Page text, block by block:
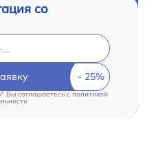
со
Вы соглашаетесь c политикой